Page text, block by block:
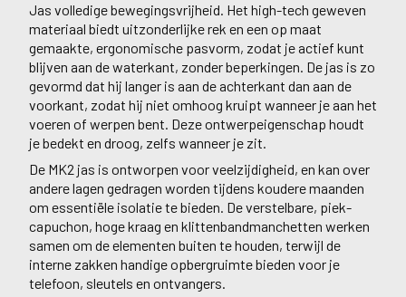
Jas volledige bewegingsvrijheid. Het high-tech geweven
materiaal biedt uitzonderlijke rek en een op maat
gemaakte, ergonomische pasvorm, zodat je actief kunt
blijven aan de waterkant, zonder beperkingen. De jas is zo
gevormd dat hij langer is aan de achterkant dan aan de
voorkant, zodat hij niet omhoog kruipt wanneer je aan het
voeren of werpen bent. Deze ontwerpeigenschap houdt
je bedekt en droog, zelfs wanneer je zit.
De MK2 jas is ontworpen voor veelzijdigheid, en kan over
andere lagen gedragen worden tijdens koudere maanden
om essentiële isolatie te bieden. De verstelbare, piek-
capuchon, hoge kraag en klittenbandmanchetten werken
samen om de elementen buiten te houden, terwijl de
interne zakken handige opbergruimte bieden voor je
telefoon, sleutels en ontvangers.